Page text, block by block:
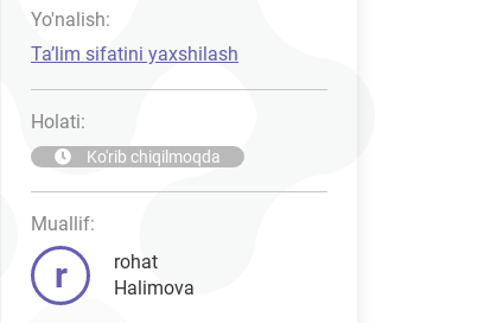
Yo'nalish:
Taʼlim sifatini yaxshilash
Holati:
Ko'rib chiqilmoqda
Muallif:
r
rohat
Halimova